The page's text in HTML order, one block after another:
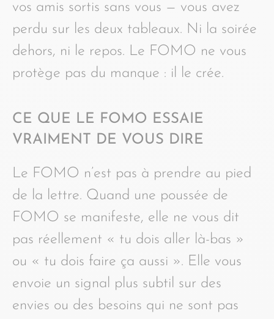
vos amis sortis sans vous — vous avez
perdu sur les deux tableaux. Ni la soirée
dehors, ni le repos. Le FOMO ne vous
protège pas du manque : il le crée.
CE QUE LE FOMO ESSAIE
VRAIMENT DE VOUS DIRE
Le FOMO n’est pas à prendre au pied
de la lettre. Quand une poussée de
FOMO se manifeste, elle ne vous dit
pas réellement « tu dois aller là-bas »
ou « tu dois faire ça aussi ». Elle vous
envoie un signal plus subtil sur des
envies ou des besoins qui ne sont pas